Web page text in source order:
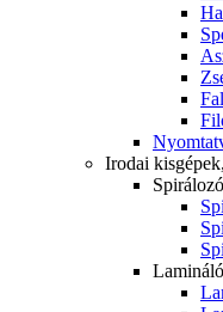
Irodai